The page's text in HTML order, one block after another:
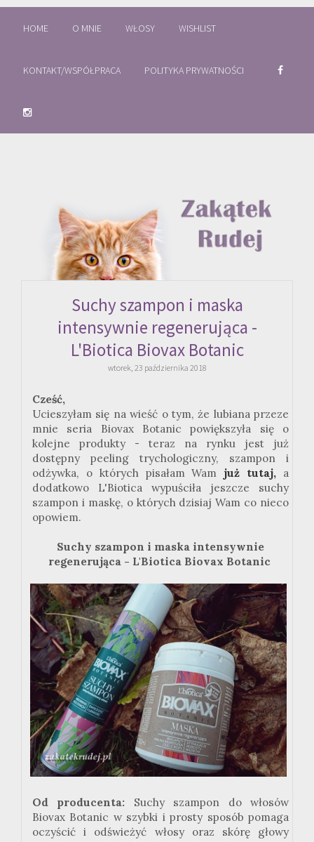
HOME O MNIE WŁOSY WISHLIST
KONTAKT/WSPÓŁPRACA POLITYKA PRYWATNOŚCI
Suchy szampon i maska
intensywnie regenerująca -
L'Biotica Biovax Botanic
wtorek, 23 października 2018
Cześć,
Ucieszyłam się na wieść o tym, że lubiana przeze
mnie seria Biovax Botanic powiększyła się o
kolejne produkty - teraz na rynku jest już
dostępny peeling trychologiczny, szampon i
odżywka, o których pisałam Wamjuż tutaj, a
dodatkowo L'Biotica wypuściła jeszcze suchy
szampon i maskę, o których dzisiaj Wam co nieco
opowiem.
Suchy szampon i maska intensywnie
regenerująca - L'Biotica Biovax Botanic
Od producenta: Suchy szampon do włosów
Biovax Botanic w szybki i prosty sposób pomaga
oczyścić i odświeżyć włosy oraz skórę głowy